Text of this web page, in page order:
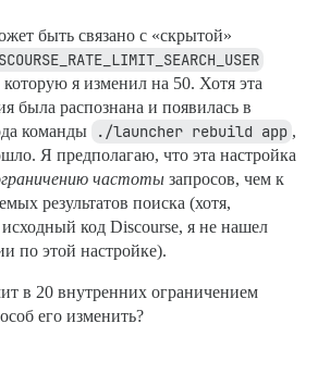
быть связано с «скрытой»
которую я изменил на 50. Хотя эта
была распознана и появилась в
команды
./launcher rebuild app ,
Я предполагаю, что эта настройка
частоты запросов, чем к
результатов поиска (хотя,
код Discourse, я не нашел
по этой настройке).
в 20 внутренних ограничением
его изменить?